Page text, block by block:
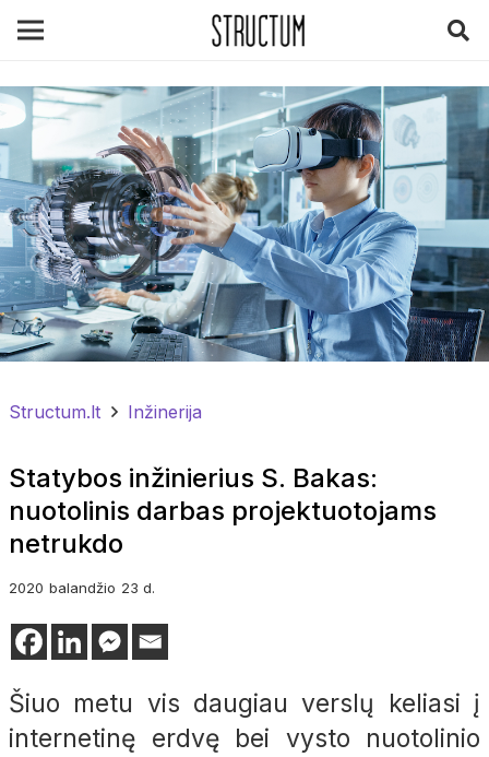
Structum.lt Inžinerija
Statybos inžinierius S. Bakas:
nuotolinis darbas projektuotojams
netrukdo
2020 balandžio 23 d.
Šiuo metu vis daugiau verslų keliasi į
internetinę erdvę bei vysto nuotolinio